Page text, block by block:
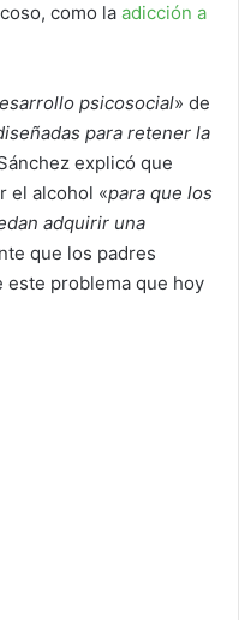
como la adicción a
psicosocial» de
para retener la
explicó que
el alcohol «para que los
adquirir una
que los padres
este problema que hoy